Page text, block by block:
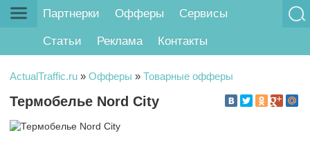
Партнерки Офферы Сервисы
Статьи Реклама Контакты
ActualTraffic.ru » Офферы » Товарные офферы
Термобелье Nord City